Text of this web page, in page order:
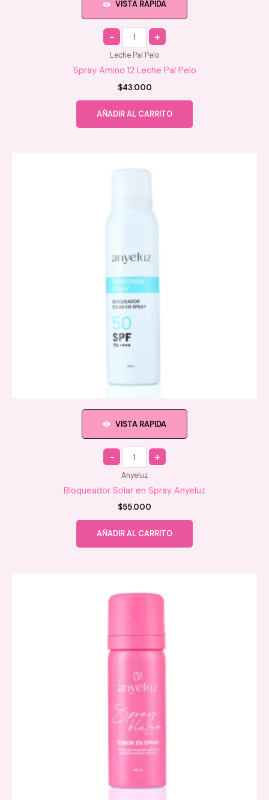
VISTA RAPIDA
Quantity
Leche Pal Pelo
Spray Amino 12 Leche Pal Pelo
$43.000
AÑADIR AL CARRITO
VISTA RAPIDA
Quantity
Anyeluz
Bloqueador Solar en Spray Anyeluz
$55.000
AÑADIR AL CARRITO